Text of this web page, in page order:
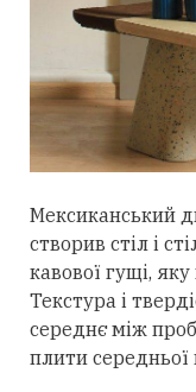
Мексиканський
створив стіл і
кавової гущі,
Текстура і
середнє між
плити середньої